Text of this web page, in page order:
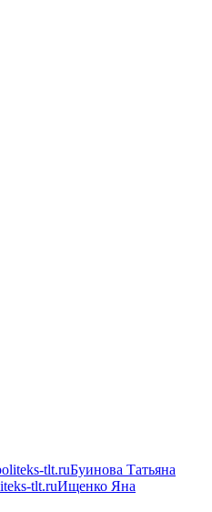
tlt.ruБуинова Татьяна
tlt.ruИщенко Яна